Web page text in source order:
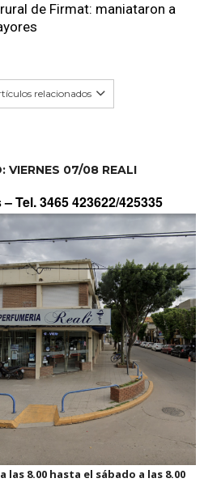
de Firmat: maniataron a
relacionados
VIERNES 07/08 REALI
–Tel. 3465 423622/425335
las 8.00 hasta el sábado a las 8.00